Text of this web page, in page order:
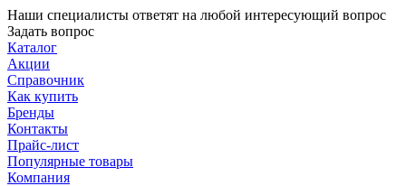
Наши специалисты ответят на любой интересующий вопрос
Задать вопрос
Каталог
Акции
Справочник
Как купить
Бренды
Контакты
Прайс-лист
Популярные товары
Компания